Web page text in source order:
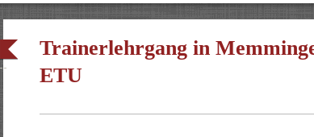
Trainerlehrgang in
ETU